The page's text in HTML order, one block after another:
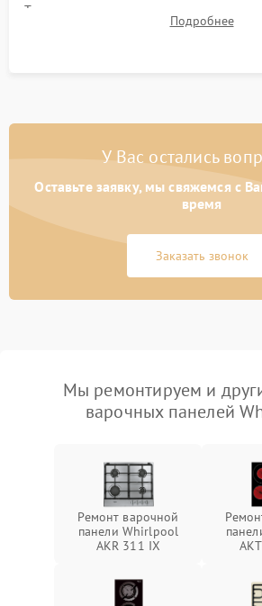
Тестирование сенсорного управления,
остаточного тепла и систем
Подробнее
У Вас остались
Оставьте заявку, мы свяжемся с
время
Заказать звонок
Мы ремонтируем и
варочных панелей
Ремонт варочной
панели Whirlpool
AKR 311 IX